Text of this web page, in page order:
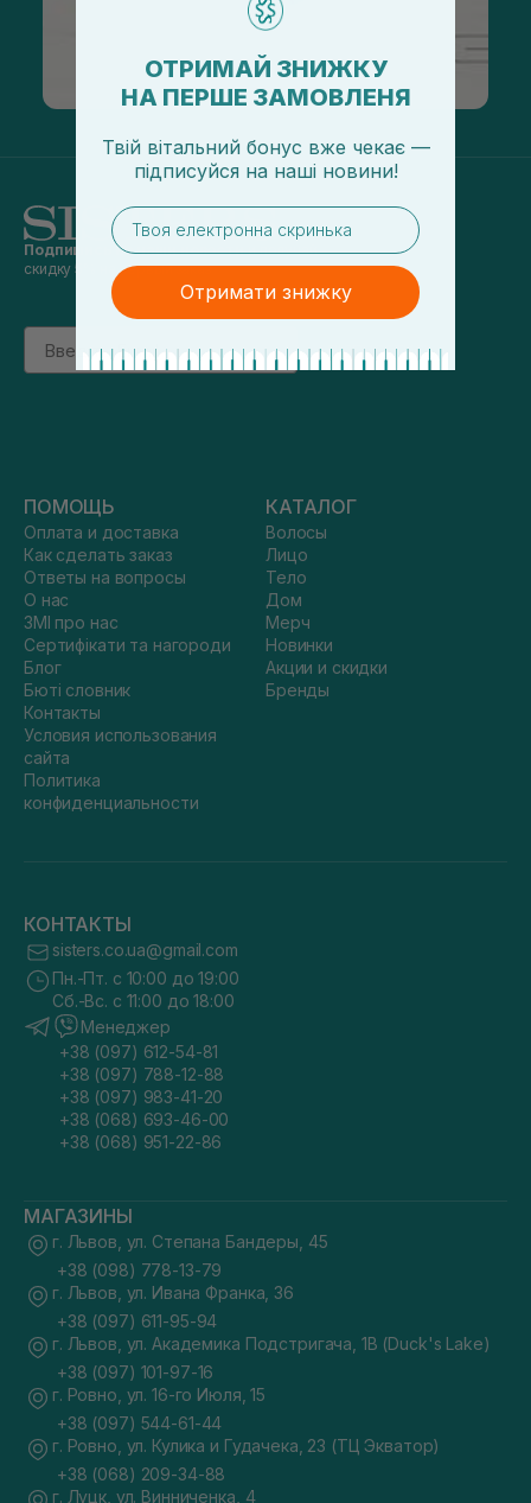
Подпишись на наши новостии получай
скидку 5% на первый заказ
Email
підписатись
ПОМОЩЬ
Оплата и доставка
Как сделать заказ
Ответы на вопросы
О нас
ЗМІ про нас
Сертифікати та нагороди
Блог
Бюті словник
Контакты
Условия использования
сайта
Политика
конфиденциальности
КАТАЛОГ
Волосы
Лицо
Тело
Дом
Мерч
Новинки
Акции и скидки
Бренды
КОНТАКТЫ
sisters.co.ua@gmail.com
Пн.-Пт. с 10:00 до 19:00
Сб.-Вс. с 11:00 до 18:00
Менеджер
+38 (097) 612-54-81
+38 (097) 788-12-88
+38 (097) 983-41-20
+38 (068) 693-46-00
+38 (068) 951-22-86
МАГАЗИНЫ
г. Львов, ул. Степана Бандеры, 45
+38 (098) 778-13-79
г. Львов, ул. Ивана Франка, 36
+38 (097) 611-95-94
г. Львов, ул. Академика Подстригача, 1В (Duck's Lake)
+38 (097) 101-97-16
г. Ровно, ул. 16-го Июля, 15
+38 (097) 544-61-44
г. Ровно, ул. Кулика и Гудачека, 23 (ТЦ Экватор)
+38 (068) 209-34-88
г. Луцк, ул. Винниченка, 4
ОТРИМАЙ ЗНИЖКУ
НА ПЕРШЕ ЗАМОВЛЕНЯ
Твій вітальний бонус вже чекає —
підписуйся на наші новини!
email
Отримати знижку